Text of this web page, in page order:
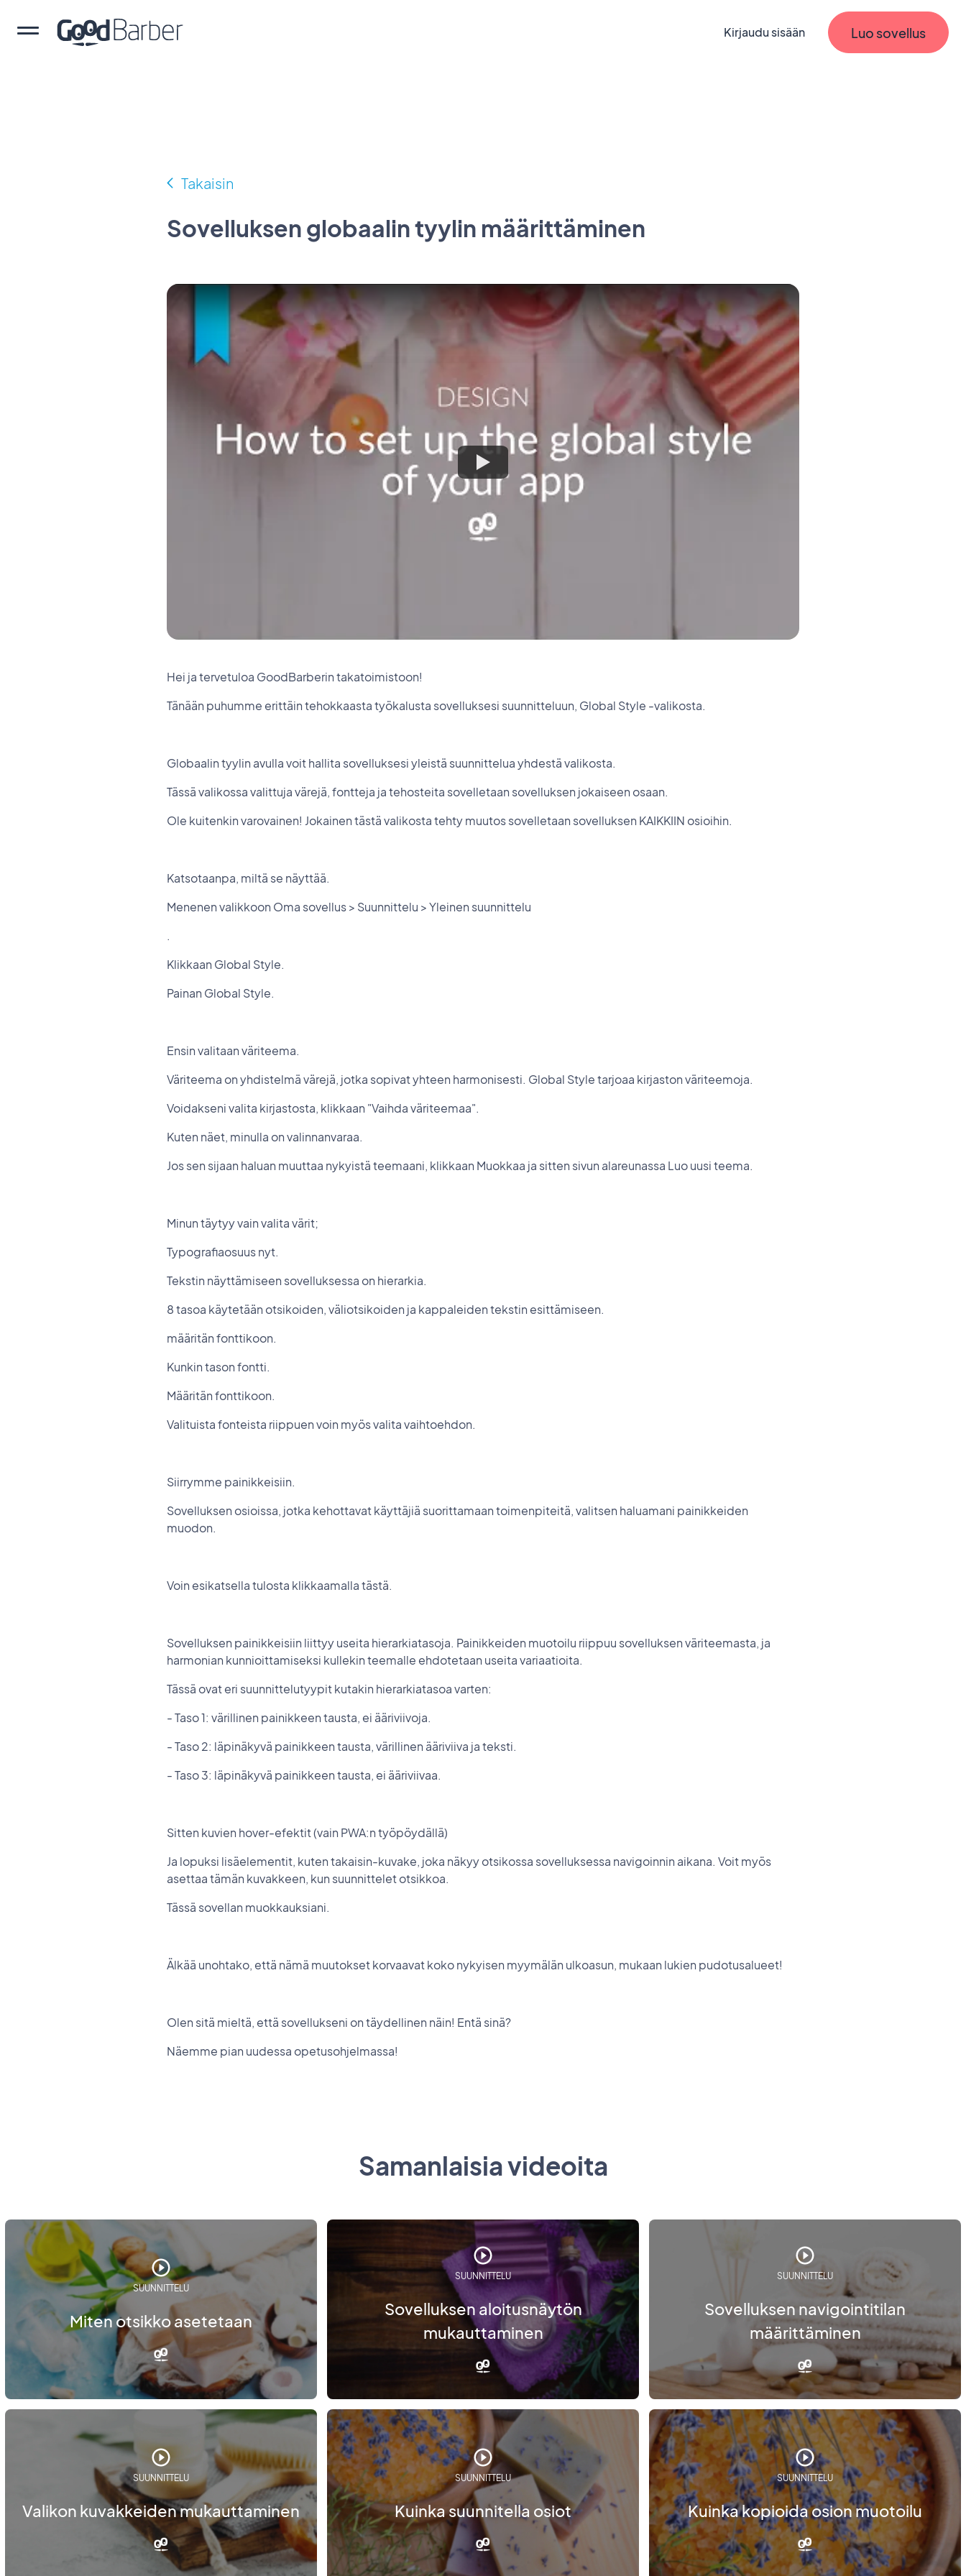
Kirjaudu sisään Luo sovellus
Takaisin
Sovelluksen globaalin tyylin määrittäminen
Hei ja tervetuloa GoodBarberin takatoimistoon!
Tänään puhumme erittäin tehokkaasta työkalusta sovelluksesi suunnitteluun, Global Style -valikosta.
Globaalin tyylin avulla voit hallita sovelluksesi yleistä suunnittelua yhdestä valikosta.
Tässä valikossa valittuja värejä, fontteja ja tehosteita sovelletaan sovelluksen jokaiseen osaan.
Ole kuitenkin varovainen! Jokainen tästä valikosta tehty muutos sovelletaan sovelluksen KAIKKIIN osioihin.
Katsotaanpa, miltä se näyttää.
Menenen valikkoon Oma sovellus > Suunnittelu > Yleinen suunnittelu
.
Klikkaan Global Style.
Painan Global Style.
Ensin valitaan väriteema.
Väriteema on yhdistelmä värejä, jotka sopivat yhteen harmonisesti. Global Style tarjoaa kirjaston väriteemoja.
Voidakseni valita kirjastosta, klikkaan "Vaihda väriteemaa".
Kuten näet, minulla on valinnanvaraa.
Jos sen sijaan haluan muuttaa nykyistä teemaani, klikkaan Muokkaa ja sitten sivun alareunassa Luo uusi teema.
Minun täytyy vain valita värit;
Typografiaosuus nyt.
Tekstin näyttämiseen sovelluksessa on hierarkia.
8 tasoa käytetään otsikoiden, väliotsikoiden ja kappaleiden tekstin esittämiseen.
määritän fonttikoon.
Kunkin tason fontti.
Määritän fonttikoon.
Valituista fonteista riippuen voin myös valita vaihtoehdon.
Siirrymme painikkeisiin.
Sovelluksen osioissa, jotka kehottavat käyttäjiä suorittamaan toimenpiteitä, valitsen haluamani painikkeiden
muodon.
Voin esikatsella tulosta klikkaamalla tästä.
Sovelluksen painikkeisiin liittyy useita hierarkiatasoja. Painikkeiden muotoilu riippuu sovelluksen väriteemasta, ja
harmonian kunnioittamiseksi kullekin teemalle ehdotetaan useita variaatioita.
Tässä ovat eri suunnittelutyypit kutakin hierarkiatasoa varten:
- Taso 1: värillinen painikkeen tausta, ei ääriviivoja.
- Taso 2: läpinäkyvä painikkeen tausta, värillinen ääriviiva ja teksti.
- Taso 3: läpinäkyvä painikkeen tausta, ei ääriviivaa.
Sitten kuvien hover-efektit (vain PWA:n työpöydällä)
Ja lopuksi lisäelementit, kuten takaisin-kuvake, joka näkyy otsikossa sovelluksessa navigoinnin aikana. Voit myös
asettaa tämän kuvakkeen, kun suunnittelet otsikkoa.
Tässä sovellan muokkauksiani.
Älkää unohtako, että nämä muutokset korvaavat koko nykyisen myymälän ulkoasun, mukaan lukien pudotusalueet!
Olen sitä mieltä, että sovellukseni on täydellinen näin! Entä sinä?
Näemme pian uudessa opetusohjelmassa!
Samanlaisia videoita
SUUNNITTELU
Miten otsikko asetetaan
SUUNNITTELU
Sovelluksen aloitusnäytön
mukauttaminen
SUUNNITTELU
Sovelluksen navigointitilan
määrittäminen
SUUNNITTELU
Valikon kuvakkeiden mukauttaminen
SUUNNITTELU
Kuinka suunnitella osiot
SUUNNITTELU
Kuinka kopioida osion muotoilu